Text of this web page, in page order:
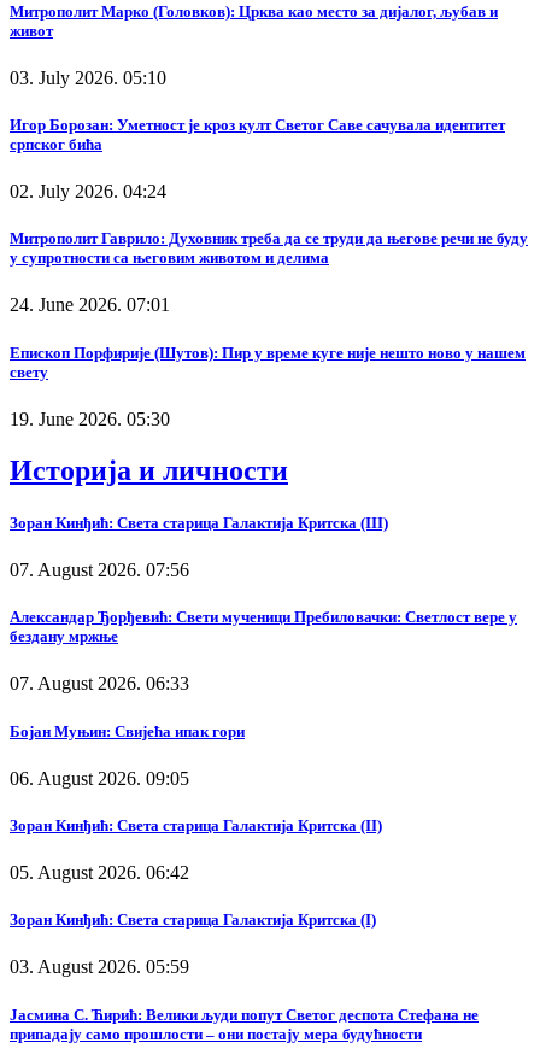
Митрополит Марко (Головков): Црква као место за дијалог, љубав и
живот
03. July 2026. 05:10
Игор Борозан: Уметност је кроз култ Светог Саве сачувала идентитет
српског бића
02. July 2026. 04:24
Митрополит Гаврило: Духовник треба да се труди да његове речи не буду
у супротности са његовим животом и делима
24. June 2026. 07:01
Епископ Порфирије (Шутов): Пир у време куге није нешто ново у нашем
свету
19. June 2026. 05:30
Историја и личности
Зоран Кинђић: Света старица Галактија Критска (III)
07. August 2026. 07:56
Александар Ђорђевић: Свети мученици Пребиловачки: Светлост вере у
бездану мржње
07. August 2026. 06:33
Бојан Муњин: Свијећа ипак гори
06. August 2026. 09:05
Зоран Кинђић: Света старица Галактија Критска (II)
05. August 2026. 06:42
Зоран Кинђић: Света старица Галактија Критска (I)
03. August 2026. 05:59
Јасмина С. Ћирић: Велики људи попут Светог деспота Стефана не
припадају само прошлости – они постају мера будућности